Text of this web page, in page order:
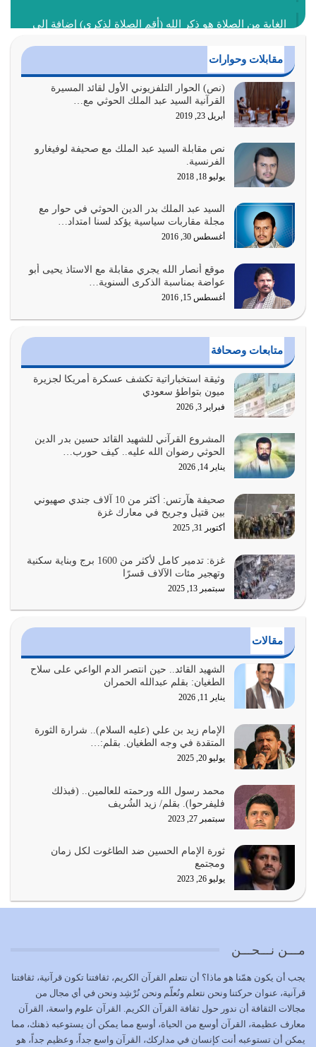
الغاية من الصلاة هو ذكر الله (أقم الصلاة لذكري) إضافة إلى
أغسطس 2, 2026
السبب الرئيسي لشقاء الأمة الابتعاد عن كتاب الله والتعدي
لحدود الله بالإضافات للدين
أغسطس 1, 2026
أبرز أسباب الشقاء هو الإعراض عن ذكر الله وعن هدى الله
المتمثل في القرآن الكريم
يوليو 31, 2026
أولياء الشيطان كلما كانوا أكثر ولاءً وطاعة للشيطان كلما كانوا
أكثر ضعفاً
يوليو 30, 2026
وعد الله تعالى من يُقتل في سبيله بالحياة الأبدية والرزق
والاستبشار والنجاة والخلود في…
يوليو 29, 2026
القرآن الكريم هو أهم مصدر لمعرفة رسول الله معرفة سيرته
معرفة شخصيته معرفة عظمته
يوليو 28, 2026
هل نحن من الصالحين؟ قيِّم نفسك هنا اترك القرآن على أصله
وأعرض نفسك، وأعرض ما لديك على…
يوليو 27, 2026
عندما يكون عدوك هو عدو الله معناه أن تكون نقاط الضعف
فيه كثيرة وسينصرك الله عليه إذا…
يوليو 26, 2026
أراد الله لهذه الأمة ان تكون خير امة أخرجت للناس بالنهوض
بالأمر بالمعروف والنهي عن…
يوليو 25, 2026
الدين الذي شرعه الله لا يجوز أن يخضع لآرائنا وأهوائنا
أي أمة تتفرق في الدين وتتفرق في كيانها معناه أنها أصبحت
أمة عاجزة عن النهوض…
يوليو 23, 2026
بحبل الله جميعاً وليس كل…
يوليو 22, 2026
يشاء ويذل من يشاء
يوليو 21, 2026
كل زمان…
يوليو 19, 2026
الوظيفة عبارة عن مسؤولية يجب النهوض بها كما ينبغي لكي
وَالْمُنْفِقِينَ…
يوليو 17, 2026
الاعتصام بحبل الله أمر إلهي للمؤمنين وهو بمثابة سبب بينهم
مقابلات وحوارات
(نص) الحوار التلفزيوني الأول لقائد المسيرة
القرآنية السيد عبد الملك الحوثي مع…
أبريل 23, 2019
نص مقابلة السيد عبد الملك مع صحيفة لوفيغارو
الفرنسية.
يوليو 18, 2018
السيد عبد الملك بدر الدين الحوثي في حوار مع
مجلة مقاربات سياسية يؤكد لسنا امتداد…
أغسطس 30, 2016
موقع أنصار الله يجري مقابلة مع الاستاذ يحيى أبو
عواضة بمناسبة الذكرى السنوية…
أغسطس 15, 2016
متابعات وصحافة
وثيقة استخباراتية تكشف عسكرة أمريكا لجزيرة
ميون بتواطؤ سعودي
فبراير 3, 2026
المشروع القرآني للشهيد القائد حسين بدر الدين
الحوثي رضوان الله عليه.. كيف حورب…
يناير 14, 2026
صحيفة هآرتس: أكثر من 10 آلاف جندي صهيوني
بين قتيل وجريح في معارك غزة
أكتوبر 31, 2025
غزة: تدمير كامل لأكثر من 1600 برج وبناية سكنية
وتهجير مئات الآلاف قسرًا
سبتمبر 13, 2025
مقالات
الشهيد القائد.. حين انتصر الدم الواعي على سلاح
الطغيان: بقلم عبدالله الحمران
يناير 11, 2026
الإمام زيد بن علي (عليه السلام).. شرارة الثورة
المتقدة في وجه الطغيان. بقلم:…
يوليو 20, 2025
محمد رسول الله ورحمته للعالمين.. (فبذلك
فليفرحوا). بقلم/ زيد الشُريف
سبتمبر 27, 2023
ثورة الإمام الحسين ضد الطاغوت لكل زمان
ومجتمع
يوليو 26, 2023
مـــن نـــحـــن
يجب أن يكون همّنا هو ماذا؟ أن نتعلم القرآن الكريم، ثقافتنا تكون قرآنية، ثقافتنا
قرآنية، عنوان حركتنا ونحن نتعلم ونُعلّم ونحن نُرْشِد ونحن في أي مجال من
مجالات الثقافة أن ندور حول ثقافة القرآن الكريم. القرآن علوم واسعة، القرآن
معارف عظيمة، القرآن أوسع من الحياة، أوسع مما يمكن أن يستوعبه ذهنك، مما
يمكن أن تستوعبه أنت كإنسان في مداركك، القرآن واسع جداً، وعظيم جداً، هو